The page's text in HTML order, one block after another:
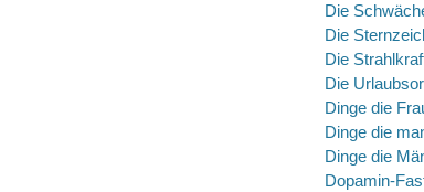
Die
Die
Die
Die
Dinge die
Dinge die
Dinge die
Dopamin-